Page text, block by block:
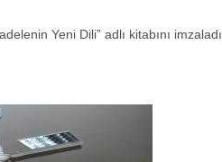
Yeni Dili” adlı kitabını imzaladı.